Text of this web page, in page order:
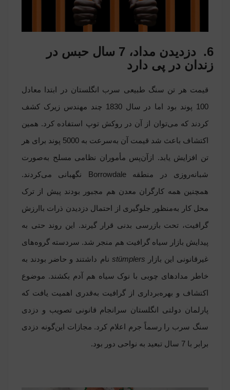
6. دزدیدن مداد، 7 سال حبس در
زندان در پی دارد
قیمت هر تن سنگ طبیعی سرب انگلستان در ابتدا معادل
100 پوند بود اما در سال 1830 چند مهندس زیرک کشف
کردند که می‌توان از آن در روکش توپ استفاده کرد. همین
اکتشاف باعث شد قیمت آن به‌سرعت به 5000 پوند برای هر
تن افزایش یابد. ازآن‌پس مأموران نظامی مسلح به‌صورت
شبانه‌روزی در منطقه Borrowdale نگهبانی می‌کردند.
همچنین همه کارگران معدن هم مجبور بودند پیش از ترک
محل کار به‌منظور جلوگیری از احتمال دزدیدن ذرات باارزش
گرافیت، تحت بازرسی بدنی قرار گیرند. این روند حتی به
پیدایش بازار سیاه گرافیت هم منجر شد. سردسته گروه‌های
غیرقانونی این بازار stümplers نام داشتند و حاضر بودند به
خاطر مدادهای چوبی با نوک سیاه هم آدم بکشند. موضوع
اکتشاف و بهره‌برداری از گرافیت به‌قدری اهمیت یافت که
پارلمان دولتی انگلستان سرانجام قانونی تصویب و دزدی
سنگ سرب را رسماً جرم اعلام کرد. مجازات این‌گونه دزدی
برابر با 7 سال تبعید به نواحی دور بود.